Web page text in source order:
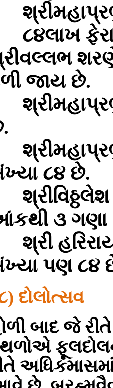
૮૪લાખ
જાય છે.
૮૪ છે.
૩ ગણા
શ્રી
પણ ૮૪
) દોલોત્સવ
બાદ જે